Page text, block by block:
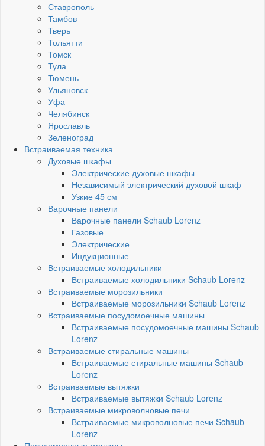
Ставрополь
Тамбов
Тверь
Тольятти
Томск
Тула
Тюмень
Ульяновск
Уфа
Челябинск
Ярославль
Зеленоград
Встраиваемая техника
Духовые шкафы
Электрические духовые шкафы
Независимый электрический духовой шкаф
Узкие 45 см
Варочные панели
Варочные панели Schaub Lorenz
Газовые
Электрические
Индукционные
Встраиваемые холодильники
Встраиваемые холодильники Schaub Lorenz
Встраиваемые морозильники
Встраиваемые морозильники Schaub Lorenz
Встраиваемые посудомоечные машины
Встраиваемые посудомоечные машины Schaub
Lorenz
Встраиваемые стиральные машины
Встраиваемые стиральные машины Schaub
Lorenz
Встраиваемые вытяжки
Встраиваемые вытяжки Schaub Lorenz
Встраиваемые микроволновые печи
Встраиваемые микроволновые печи Schaub
Lorenz